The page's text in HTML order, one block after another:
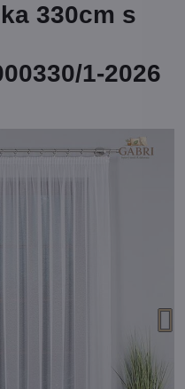
330cm s
1-2026